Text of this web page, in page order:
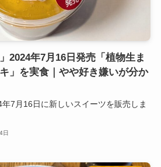
2024年7月16日発売「植物生ま
」を実食｜やや好き嫌いが分か
7月16日に新しいスイーツを販売しま
日